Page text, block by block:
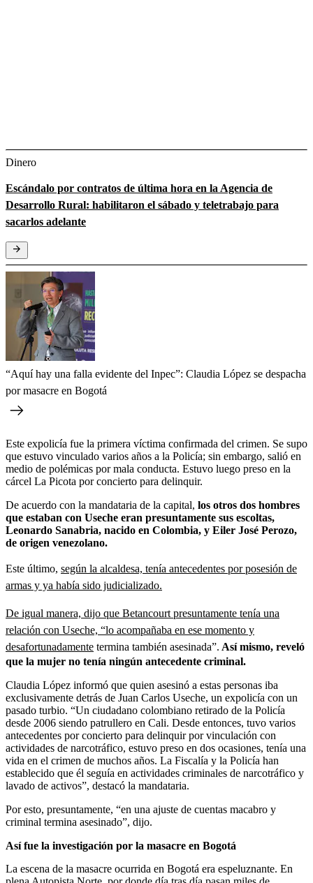
Dinero
Escándalo por contratos de última hora en la Agencia de
Desarrollo Rural: habilitaron el sábado y teletrabajo para
sacarlos adelante
“Aquí hay una falla evidente del Inpec”: Claudia López se despacha
por masacre en Bogotá
Este expolicía fue la primera víctima confirmada del crimen. Se supo
que estuvo vinculado varios años a la Policía; sin embargo, salió en
medio de polémicas por mala conducta. Estuvo luego preso en la
cárcel La Picota por concierto para delinquir.
De acuerdo con la mandataria de la capital, los otros dos hombres
que estaban con Useche eran presuntamente sus escoltas,
Leonardo Sanabria, nacido en Colombia, y Eiler José Perozo,
de origen venezolano.
Este último, según la alcaldesa, tenía antecedentes por posesión de
armas y ya había sido judicializado.
De igual manera, dijo que Betancourt presuntamente tenía una
relación con Useche, “lo acompañaba en ese momento y
desafortunadamente termina también asesinada”. Así mismo, reveló
que la mujer no tenía ningún antecedente criminal.
Claudia López informó que quien asesinó a estas personas iba
exclusivamente detrás de Juan Carlos Useche, un expolicía con un
pasado turbio. “Un ciudadano colombiano retirado de la Policía
desde 2006 siendo patrullero en Cali. Desde entonces, tuvo varios
antecedentes por concierto para delinquir por vinculación con
actividades de narcotráfico, estuvo preso en dos ocasiones, tenía una
vida en el crimen de muchos años. La Fiscalía y la Policía han
establecido que él seguía en actividades criminales de narcotráfico y
lavado de activos”, destacó la mandataria.
Por esto, presuntamente, “en una ajuste de cuentas macabro y
criminal termina asesinado”, dijo.
Así fue la investigación por la masacre en Bogotá
La escena de la masacre ocurrida en Bogotá era espeluznante. En